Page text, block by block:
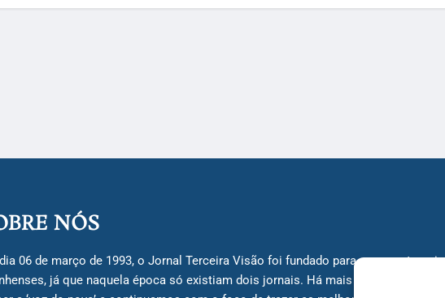
NÓS
06 de março de 1993, o Jornal Terceira Visão foi fundado para ser uma
já que naquela época só existiam dois jornais. Há mais de 30 anos, o